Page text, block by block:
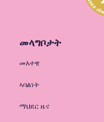
መላግቦታት
መእተዊ
ኣባልነት
ማህደር ዜና